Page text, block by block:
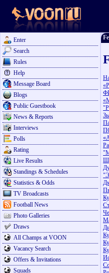
Enter
Search
Rules
Help
Message Board
Blogs
Public Guestbook
News & Reports
Interviews
Polls
Rating
Live Results
Standings & Schedules
Statistics & Odds
TV Broadcasts
Football News
Photo Galleries
Draws
All Champs at VOON
Vacancy Search
Offers & Invitations
Squads